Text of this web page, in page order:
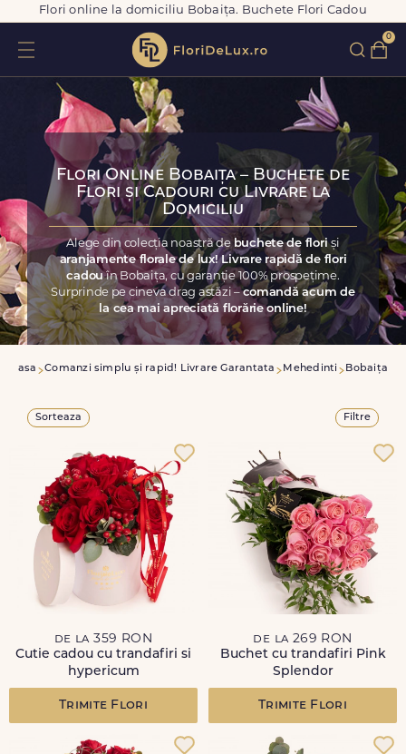
Flori online la domiciliu Bobaița. Buchete Flori Cadou
0
Flori Online Bobaița – Buchete de
Flori și Cadouri cu Livrare la
Domiciliu
Alege din colecția noastră de buchete de floriși
aranjamente florale de lux! Livrare rapidă de flori
cadouîn Bobaița, cu garanție 100% prospețime.
Surprinde pe cineva drag astăzi –comandă acum de
la cea mai apreciată florărie online!
Acasa Comanzi simplu și rapid! Livrare Garantata Mehedinti Bobaița
Sorteaza Filtre
de la 359 RON
Cutie cadou cu trandafiri si
hypericum
Trimite Flori
de la 269 RON
Buchet cu trandafiri Pink
Splendor
Trimite Flori